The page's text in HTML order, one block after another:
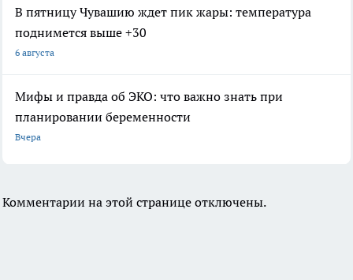
В пятницу Чувашию ждет пик жары: температура
поднимется выше +30
6 августа
Мифы и правда об ЭКО: что важно знать при
планировании беременности
Вчера
Комментарии на этой странице отключены.